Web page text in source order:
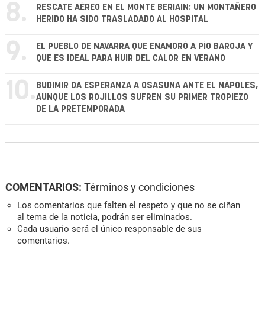
8.
RESCATE AÉREO EN EL MONTE BERIAIN: UN MONTAÑERO
HERIDO HA SIDO TRASLADADO AL HOSPITAL
9.
EL PUEBLO DE NAVARRA QUE ENAMORÓ A PÍO BAROJA Y
QUE ES IDEAL PARA HUIR DEL CALOR EN VERANO
10. BUDIMIR DA ESPERANZA A OSASUNA ANTE EL NÁPOLES,
AUNQUE LOS ROJILLOS SUFREN SU PRIMER TROPIEZO
DE LA PRETEMPORADA
COMENTARIOS: Términos y condiciones
Los comentarios que falten el respeto y que no se ciñan
al tema de la noticia, podrán ser eliminados.
Cada usuario será el único responsable de sus
comentarios.